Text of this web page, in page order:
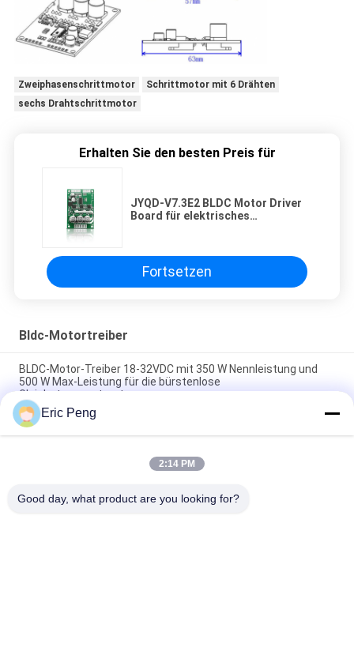
Zweiphasenschrittmotor
Schrittmotor mit 6 Drähten
sechs Drahtschrittmotor
Erhalten Sie den besten Preis für
JYQD-V7.3E2 BLDC Motor Driver
Board für elektrisches
Fortsetzen
Bldc-Motortreiber
BLDC-Motor-Treiber 18-32VDC mit 350 W Nennleistung und
500 W Max-Leistung für die bürstenlose
Gleichstrommotorsteuerung
36-70V BLDC Motor Driver mit 0-5V Geschwindigkeitsregelung
und Rechteckwelle für industrielle Anwendungen
24V 350W 15A BLDC-Motorantrieb für industrielle Verwendung
Eric Peng
2:14 PM
Good day, what product are you looking for?